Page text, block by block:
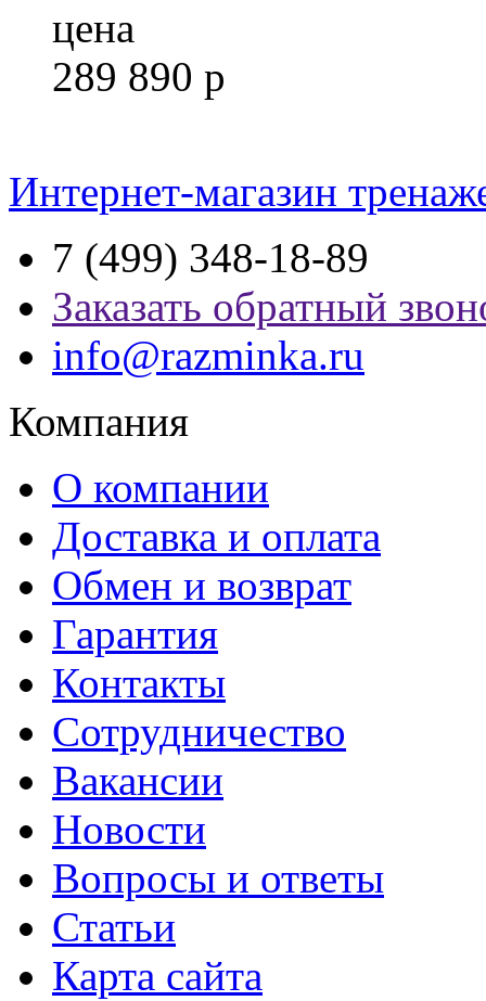
цена
289 890 р
Интернет-магазин
7 (499) 348-18-89
Заказать обратный
info@razminka.ru
Компания
О компании
Доставка и оплата
Обмен и возврат
Гарантия
Контакты
Сотрудничество
Вакансии
Новости
Вопросы и ответы
Статьи
Карта сайта